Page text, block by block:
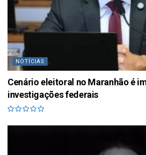
NOTÍCIAS
Cenário eleitoral no Maranhão é
investigações federais